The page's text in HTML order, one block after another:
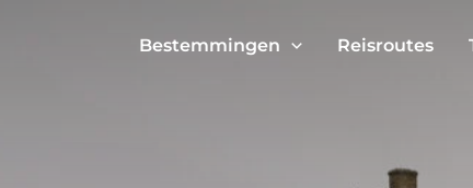
Bestemmingen Reisroutes